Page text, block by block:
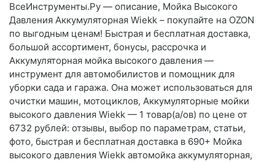
ВсеИнструменты.Ру — описание, Мойка Высокого
Давления Аккумуляторная Wiekk – покупайте на OZON
по выгодным ценам! Быстрая и бесплатная доставка,
большой ассортимент, бонусы, рассрочка и
Аккумуляторная мойка высокого давления —
инструмент для автомобилистов и помощник для
уборки сада и гаража. Она может использоваться для
очистки машин, мотоциклов, Аккумуляторные мойки
высокого давления Wiekk — 1 товар(а/ов) по цене от
6732 рублей: отзывы, выбор по параметрам, статьи,
фото, быстрая и бесплатная доставка в 690+ Мойка
высокого давления Wiekk автомойка аккумуляторная,